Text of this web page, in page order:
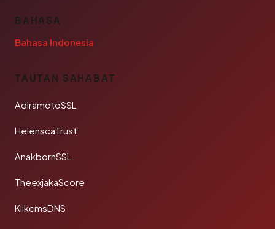
BAHASA
Bahasa Indonesia
TAUTAN SAHABAT
AdiramotoSSL
HelenscaTrust
AnakbornSSL
TheexjakaScore
KlikcmsDNS